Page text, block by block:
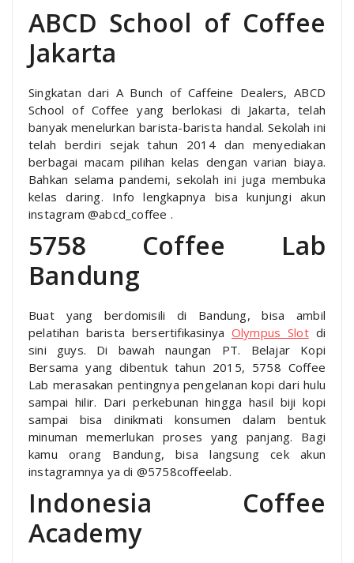
ABCD School of Coffee
Jakarta
Singkatan dari A Bunch of Caffeine Dealers, ABCD
School of Coffee yang berlokasi di Jakarta, telah
banyak menelurkan barista-barista handal. Sekolah ini
telah berdiri sejak tahun 2014 dan menyediakan
berbagai macam pilihan kelas dengan varian biaya.
Bahkan selama pandemi, sekolah ini juga membuka
kelas daring. Info lengkapnya bisa kunjungi akun
instagram @abcd_coffee .
5758 Coffee Lab
Bandung
Buat yang berdomisili di Bandung, bisa ambil
pelatihan barista bersertifikasinya Olympus Slotdi
sini guys. Di bawah naungan PT. Belajar Kopi
Bersama yang dibentuk tahun 2015, 5758 Coffee
Lab merasakan pentingnya pengelanan kopi dari hulu
sampai hilir. Dari perkebunan hingga hasil biji kopi
sampai bisa dinikmati konsumen dalam bentuk
minuman memerlukan proses yang panjang. Bagi
kamu orang Bandung, bisa langsung cek akun
instagramnya ya di @5758coffeelab.
Indonesia Coffee
Academy